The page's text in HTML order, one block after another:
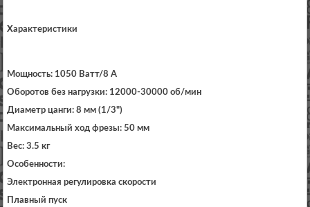
Характеристики
Мощность: 1050 Ватт/8 А
Оборотов без нагрузки: 12000-30000 об/мин
Диаметр цанги: 8 мм (1/3")
Максимальный ход фрезы: 50 мм
Вес: 3.5 кг
Особенности:
Электронная регулировка скорости
Плавный пуск